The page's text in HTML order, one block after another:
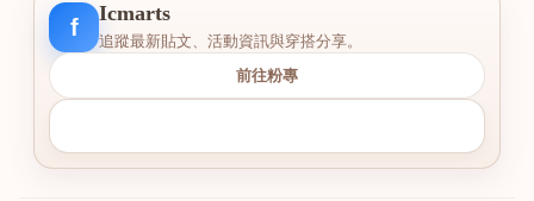
f
Icmarts
追蹤最新貼文、活動資訊與穿搭分享。
前往粉專